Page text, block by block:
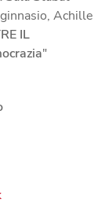
Achille
IL
"